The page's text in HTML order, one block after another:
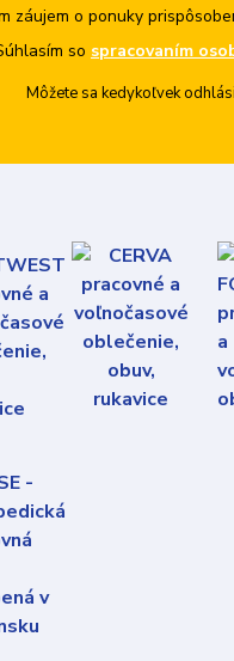
záujem o ponuky
so spracovaním
Môžete sa kedykoľvek